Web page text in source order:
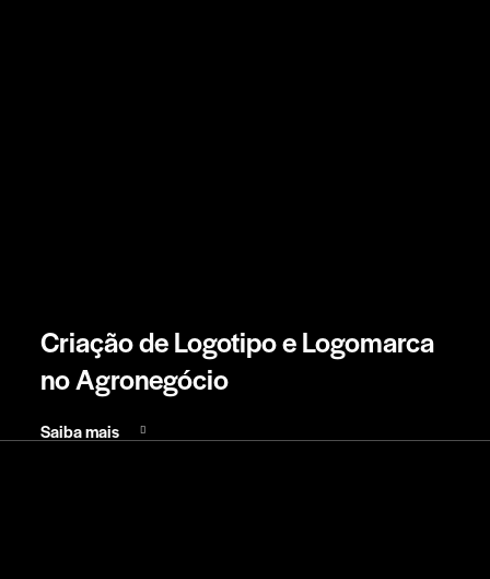
Criação de Logotipo e Logomarca
no Agronegócio
Saiba mais